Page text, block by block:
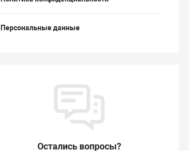
Персональные данные
Остались вопросы?